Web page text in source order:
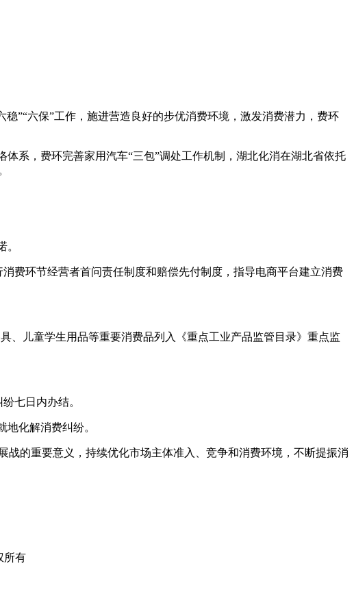
稳”“六保”工作，施进营造良好的步优消费环境，激发消费潜力，费环
系，费环完善家用汽车“三包”调处工作机制，湖北化消在湖北省依托
环节经营者首问责任制度和赔偿先付制度，指导电商平台建立消费
儿童学生用品等重要消费品列入《重点工业产品监管目录》重点监
七日内办结。
化解消费纠纷。
的重要意义，持续优化市场主体准入、竞争和消费环境，不断提振消
所有